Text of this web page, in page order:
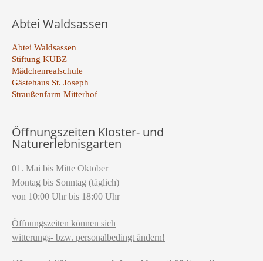
Abtei Waldsassen
Abtei Waldsassen
Stiftung KUBZ
Mädchenrealschule
Gästehaus St. Joseph
Straußenfarm Mitterhof
Öffnungszeiten Kloster- und
Naturerlebnisgarten
01. Mai bis Mitte Oktober
Montag bis Sonntag (täglich)
von 10:00 Uhr bis 18:00 Uhr
Öffnungszeiten können sich
witterungs- bzw. personalbedingt ändern!